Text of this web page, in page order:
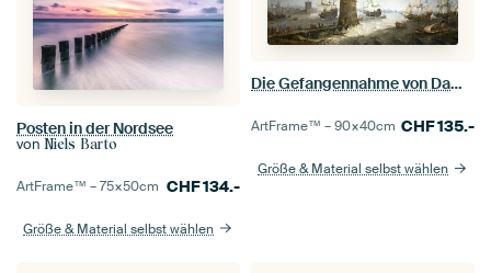
Posten in der Nordsee
von Niels Barto
ArtFrame™ –75×50cm CHF134.-
Größe & Material selbst wählen
Die Gefangennahme von Damiate, Cornelis Claesz van Wieringen
ArtFrame™ –90×40cm CHF135.-
Größe & Material selbst wählen